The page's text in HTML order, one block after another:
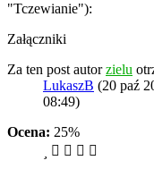
"Tczewianie"):
Załączniki
Za ten post autorzielu
LukaszB (20 paź
08:49)
Ocena: 25%